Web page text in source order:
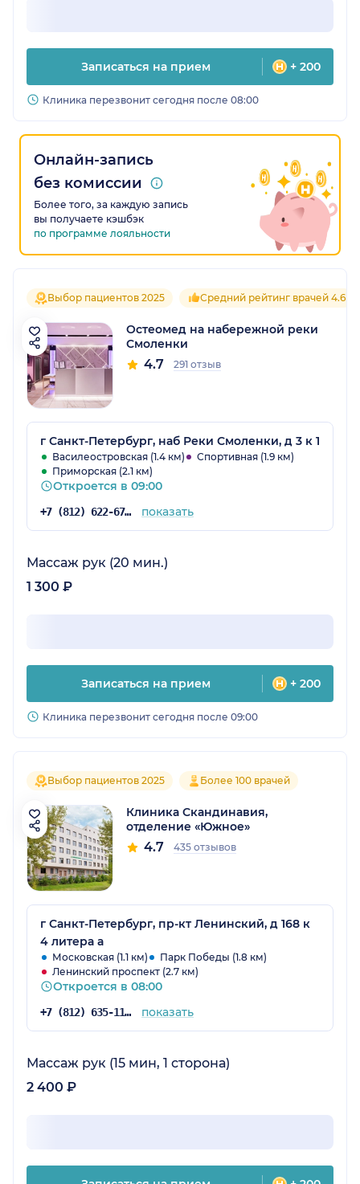
Записаться на прием + 200
Клиника перезвонит сегодня после 08:00
Онлайн-запись
без комиссии
Более того, за каждую запись
вы получаете кэшбэк
по программе лояльности
Выбор пациентов 2025 Средний рейтинг врачей 4.6
Остеомед на набережной реки
Смоленки
4.7 291 отзыв
г Санкт-Петербург, наб Реки Смоленки, д 3 к 1
Василеостровская (1.4 км)
Спортивная (1.9 км)
Приморская (2.1 км)
Откроется в 09:00
+7 (812) 622-67-84 показать
Массаж рук (20 мин.)
1 300 ₽
Записаться на прием + 200
Клиника перезвонит сегодня после 09:00
Выбор пациентов 2025 Более 100 врачей
Клиника Скандинавия,
отделение «Южное»
4.7 435 отзывов
г Санкт-Петербург, пр-кт Ленинский, д 168 к
4 литера а
Московская (1.1 км)
Парк Победы (1.8 км)
Ленинский проспект (2.7 км)
Откроется в 08:00
+7 (812) 635-11-79 показать
Массаж рук (15 мин, 1 сторона)
2 400 ₽